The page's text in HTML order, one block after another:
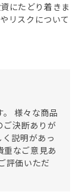
にたどり着きま
リスクについて
。 様々な商品
ご決断ありが
説明があっ
重なご意見あ
評価いただ